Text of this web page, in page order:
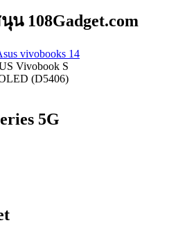
108Gadget.com
Vivobook S
(D5406)
5G